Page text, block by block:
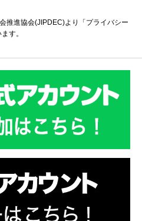
推進協会(JIPDEC)より「プライバシー
す。